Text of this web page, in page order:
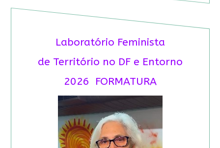
Laboratório Feminista
de Território no DF e Entorno
2026 FORMATURA